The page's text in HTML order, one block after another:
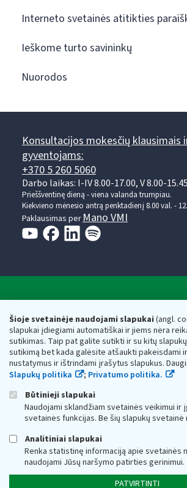
Šioje svetainėje naudojami slapukai(angl.
slapukai įdiegiami automatiškai ir jiems nėra
sutikimas. Taip pat galite sutikti ir su kitų
sutikimą bet kada galėsite atšaukti pakeisdami
nustatymus ir ištrindami įrašytus slapukus.
Slapukų politika
; Privatumo politika.
Būtinieji slapukai
Naudojami sklandžiam svetainės veikimui ir
svetainės funkcijas. Be šių slapukų
Analitiniai slapukai
Renka statistinę informaciją apie svetainės
naudojami Jūsų naršymo patirties gerinimui.
PATVIRTINTI
Interneto svetainės atitikties
Ieškome turto savininkų
Nuorodos
Konsultacijos mokesčių klausimais
gyventojams:
+370 5 260 5060
Darbo laikas: I-IV 8.00-17.00, V 8.00-
Prieššventinę dieną - viena valanda trumpiau.
Kiekvieno mėnesio antrą penktadienį 8.00 val. -
Paklausimas per Mano VMI
Respublikos finansų ministerijos
Biudžetinė įstaiga. Juridinio asmens kodas —
adresas: Vasario 16-osios g. 14, 01107 Vilnius,
vmi@vmi.lt, E. pristatymo dėžutės adresas
Duomenys apie Valstybinę mokesčių inspekciją
Respublikos finansų ministerijos kaupiami ir